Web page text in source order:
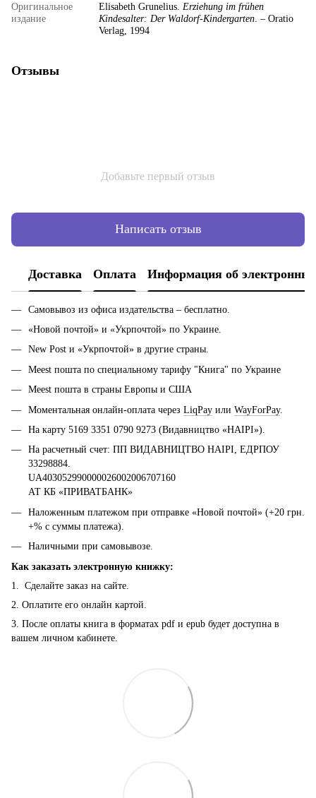
Оригинальное
издание
Elisabeth Grunelius. Erziehung im frühen
Kindesalter: Der Waldorf-Kindergarten . – Oratio
Verlag, 1994
Отзывы
Добавьте первый отзыв
Написать отзыв
Доставка Оплата Информация об
Самовывоз из офиса издательства – бесплатно.
«Новой почтой» и «Укрпочтой» по Украине.
New Post и «Укрпочтой» в другие страны.
Meest пошта по специальному тарифу "Книга" по Украине
Meest пошта в страны Европы и США
Моментальная онлайн-оплата через LiqPay или WayForPay.
На карту 5169 3351 0790 9273 (Видавництво «НАІРІ»).
На расчетный счет: ПП ВИДАВНИЦТВО НАІРІ, ЕДРПОУ
33298884.
UA403052990000026002006707160
АТ КБ «ПРИВАТБАНК»
Наложенным платежом при отправке «Новой почтой» (+20 грн.
+% с суммы платежа).
Наличными при самовывозе.
Как заказать электронную книжку:
1. Сделайте заказ на сайте.
2. Оплатите его онлайн картой.
3. После оплаты книга в форматах pdf и epub будет доступна в
вашем личном кабинете.